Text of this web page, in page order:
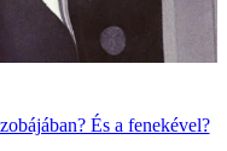
És a fenekével?